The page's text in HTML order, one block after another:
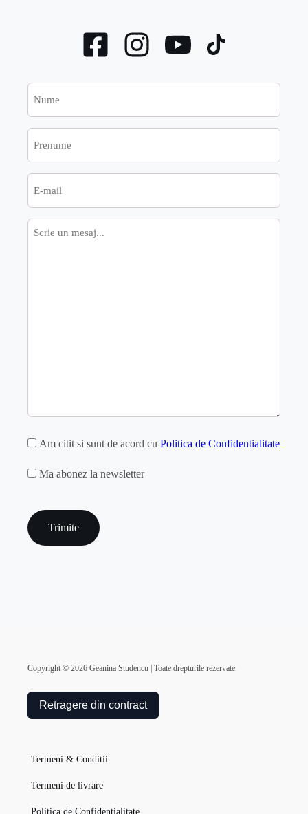
Mesaj
GDPR
Am citit si sunt de acord cu Politica de Confidentialitate
MAILCHIMP
Ma abonez la newsletter
Copyright © 2026 Geanina Studencu | Toate drepturile rezervate.
Retragere din contract
Termeni & Conditii
Termeni de livrare
Politica de Confidentialitate